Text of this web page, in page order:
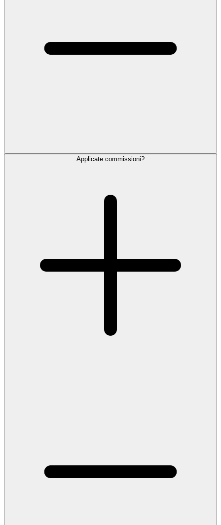
Applicate commissioni?